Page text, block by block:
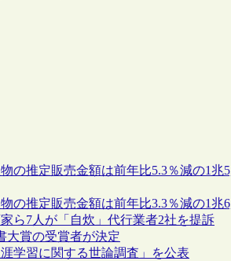
の推定販売金額は前年比5.3％減の1
の推定販売金額は前年比3.3％減の1兆
ら7人が「自炊」代行業者2社を提訴
大賞の受賞者が決定
学習に関する世論調査」を公表